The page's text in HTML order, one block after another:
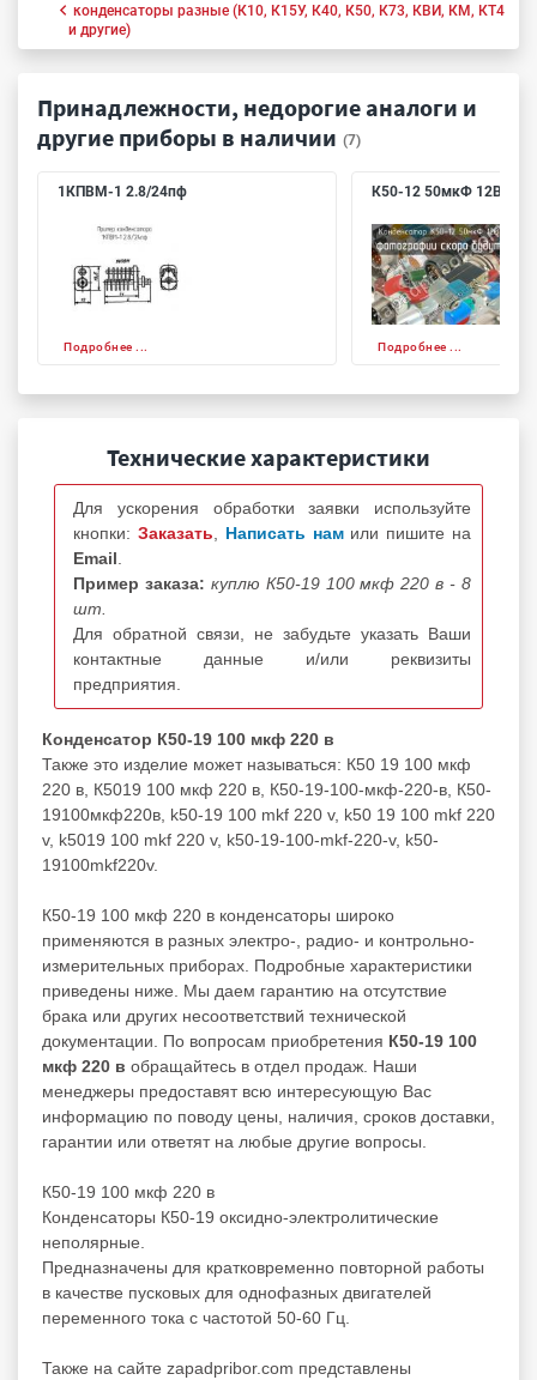
конденсаторы разные (К10, К15У, К40, К50, К73, КВИ, КМ, КТ4
и другие)
Принадлежности, недорогие аналоги и
другие приборы в наличии (7)
1КПВМ-1 2.8/24пф
Подробнее ...
К50-12 50мкФ 12В
Подробнее ...
Технические характеристики
Для ускорения обработки заявки используйте
кнопки: Заказать Написать нам или пишите на
Email
Пример заказа: куплю К50-19 100 мкф 220 в - 8
шт.
Для обратной связи, не забудьте указать Ваши
контактные данные и/или реквизиты
предприятия.
Конденсатор К50-19 100 мкф 220 в
Также это изделие может называться: К50 19 100 мкф
220 в, К5019 100 мкф 220 в, К50-19-100-мкф-220-в, К50-
19100мкф220в, k50-19 100 mkf 220 v, k50 19 100 mkf 220
v, k5019 100 mkf 220 v, k50-19-100-mkf-220-v, k50-
19100mkf220v.
К50-19 100 мкф 220 в конденсаторы широко
применяются в разных электро-, радио- и контрольно-
измерительных приборах. Подробные характеристики
приведены ниже. Мы даем гарантию на отсутствие
брака или других несоответствий технической
документации. По вопросам приобретения К50-19 100
мкф 220 в обращайтесь в отдел продаж. Наши
менеджеры предоставят всю интересующую Вас
информацию по поводу цены, наличия, сроков доставки,
гарантии или ответят на любые другие вопросы.
К50-19 100 мкф 220 в
Конденсаторы К50-19 оксидно-электролитические
неполярные.
Предназначены для кратковременно повторной работы
в качестве пусковых для однофазных двигателей
переменного тока с частотой 50-60 Гц.
Также на сайте zapadpribor.com представлены